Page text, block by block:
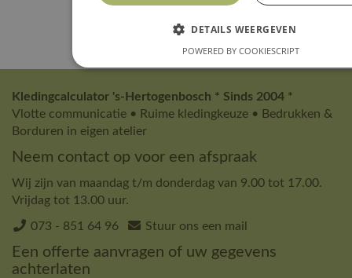
Kledingcalculator 's-Hertogenbosch * Sinds 2004 *
Vlotte communicatie • Ruime kledingkeuze • Bedrukken &
Borduren in eigen atelier
Neem contact op voor een afspraak
Wij zijn van maandag t/m donderdag van 9.00 tot 17.00.
Vrijdag tot 13.00 uur.
073 - 851 64 96 Stuur ons een mail
Een offerte aanvragen of uw gegevens
achterlaten
DETAILS WEERGEVEN
POWERED BY COOKIESCRIPT